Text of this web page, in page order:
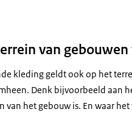
van
kleding geldt ook op het
Denk bijvoorbeeld aan
van het gebouw is. En waar